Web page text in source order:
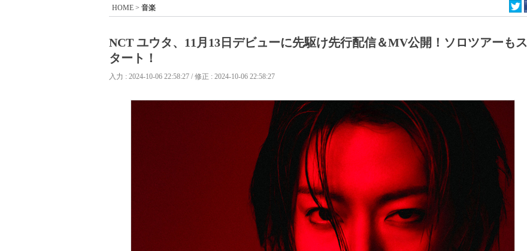
HOME > 音楽
NCT ユウタ、11月13日デビューに先駆け先行配信＆MV公開！ソロツアーもス
タート！
入力 : 2024-10-06 22:58:27 / 修正 : 2024-10-06 22:58:27